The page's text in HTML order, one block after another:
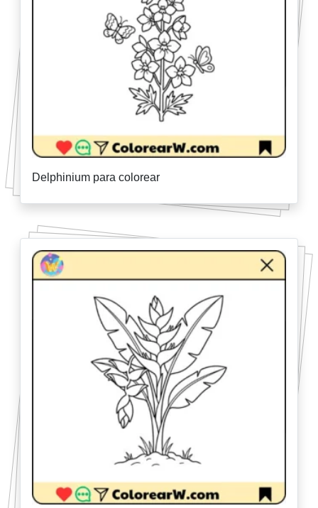
Delphinium para colorear